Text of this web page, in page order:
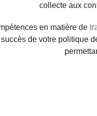
collecte aux
en matière de
de votre politique